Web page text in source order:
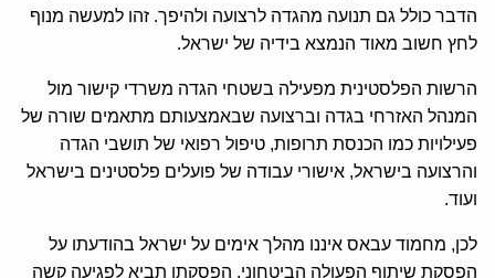
הדבר כולל גם תנועה מהגדה לרצועה ולהיפך. זהו למעשה מנוף
לחץ חשוב מאוד הנמצא בידיה של ישראל.
הרשות הפלסטינית מפעילה בשטחי הגדה משרדי קישור מול
המנהל האזרחי בגדה וברצועה שבאמצעותם מתאמים שורה של
פעילויות כמו הכנסת תרופות, טיפול רפואי של תושבי הגדה
והרצועה בישראל, אישורי עבודה של פועלים פלסטינים בישראל
ועוד.
לכן, מחמוד עבאס איננו מהלך אימים על ישראל בהודעתו על
הפסקת שיתוף הפעולה הביטחוני, הפסקתו תביא לפגיעה קשה